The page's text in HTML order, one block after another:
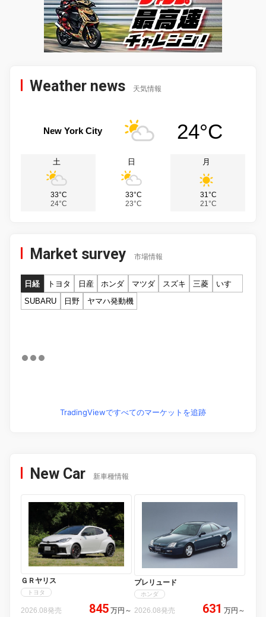
Weather news 天気情報
New York City 24°C
土
33°C
24°C
日
33°C
23°C
月
31°C
21°C
Market survey 市場情報
日経 トヨタ 日産 ホンダ マツダ スズキ 三菱
いすゞ
SUBARU
日野 ヤマハ発動機
TradingViewですべてのマーケットを追跡
New Car 新車種情報
ＧＲヤリス
トヨタ
2026.08発売 845 万円 ～
プレリュード
ホンダ
2026.08発売 631 万円 ～